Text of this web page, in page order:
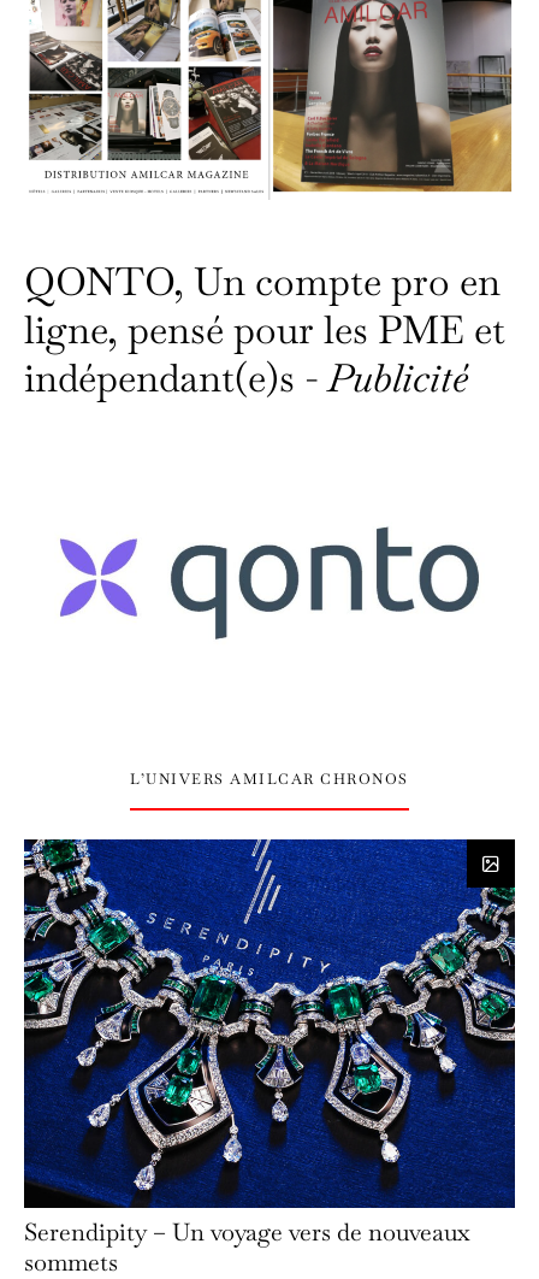
QONTO, Un compte pro en
ligne, pensé pour les PME et
indépendant(e)s -Publicité
L’UNIVERS AMILCAR CHRONOS
Serendipity – Un voyage vers de nouveaux
sommets